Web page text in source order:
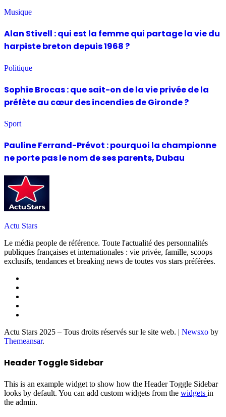
Musique
Alan Stivell : qui est la femme qui partage la vie du
harpiste breton depuis 1968 ?
Politique
Sophie Brocas : que sait-on de la vie privée de la
préfète au cœur des incendies de Gironde ?
Sport
Pauline Ferrand-Prévot : pourquoi la championne
ne porte pas le nom de ses parents, Dubau
Actu Stars
Le média people de référence. Toute l'actualité des personnalités
publiques françaises et internationales : vie privée, famille, scoops
exclusifs, tendances et breaking news de toutes vos stars préférées.
Actu Stars 2025 – Tous droits réservés sur le site web. | Newsxo by
Themeansar.
Header Toggle Sidebar
This is an example widget to show how the Header Toggle Sidebar
looks by default. You can add custom widgets from the widgets in
the admin.